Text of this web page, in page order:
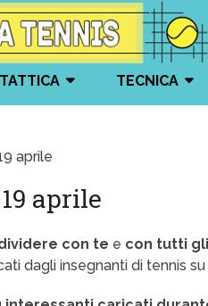
TATTICA TECNICA
aprile
aprile
con te e con tutti
dagli insegnanti di tennis su